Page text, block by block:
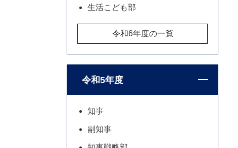
生活こども部
令和6年度の一覧
令和5年度
知事
副知事